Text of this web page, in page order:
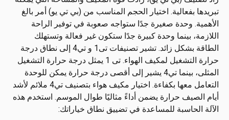
تبريدها بفعالية. اختيار الحجم المناسب من (بي تي يو) أمر بالغ
الأهمية. وحدة صغيرة جدًا ستواجه صعوبة في توفير الراحة
اللازمة، بينما وحدة كبيرة جدًا ستكون غير فعالة وتستهلك
الطاقة بشكل زائد. تشير تصنيفات تى1 و تي4 إلى نطاق درجة
حرارة التشغيل لمكيف الهواء. تى 1 يمثل درجة حرارة التشغيل
المثلى، بينما تي4 يشير إلى أقصى درجة حرارة يمكن للوحدة
التعامل معها بكفاءة. اختيار مكيف هواء بتصنيف تي4 ملائم لأشد
أيام الصيف حرارة يضمن أداءً مثاليًا طوال الموسم. استخدم هذه
الآلة الحاسبة للمساعدة في تضييق نطاق خياراتك: